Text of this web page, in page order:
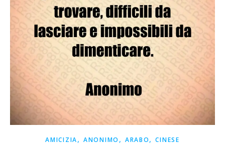
AMICIZIA, ANONIMO , ARABO,CINESE